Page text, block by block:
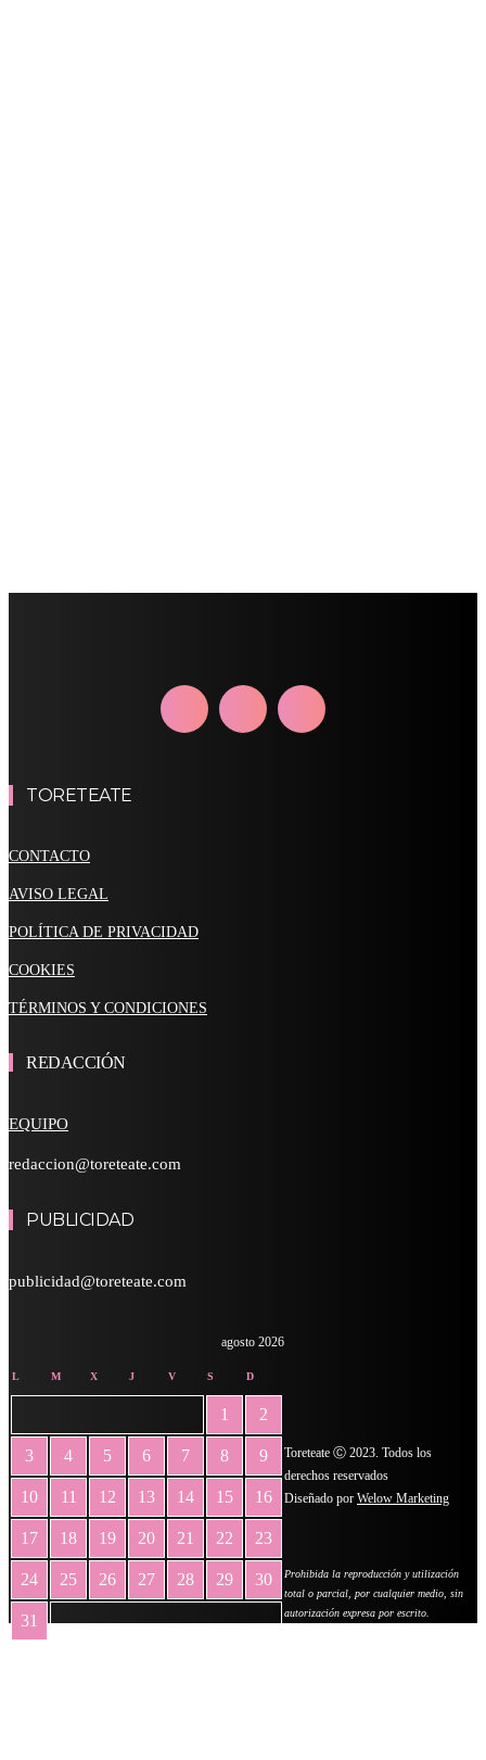
TORETEATE
CONTACTO
AVISO LEGAL
POLÍTICA DE PRIVACIDAD
COOKIES
TÉRMINOS Y CONDICIONES
REDACCIÓN
EQUIPO
redaccion@toreteate.com
PUBLICIDAD
publicidad@toreteate.com
agosto 2026
L M X J V S D
1 2
3 4 5 6 7 8 9
10 11 12 13 14 15 16
17 18 19 20 21 22 23
24 25 26 27 28 29 30
31
Toreteate Ⓒ 2023. Todos los
derechos reservados
Diseñado por Welow Marketing
Prohibida la reproducción y utilización
total o parcial, por cualquier medio, sin
autorización expresa por escrito.